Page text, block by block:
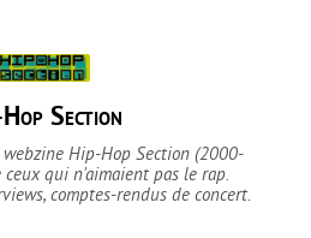
Section
Hip-Hop Section (2000-
qui n'aimaient pas le rap.
comptes-rendus de concert.